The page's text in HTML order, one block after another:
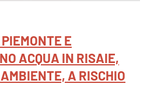
E
ACQUA IN RISAIE,
A RISCHIO